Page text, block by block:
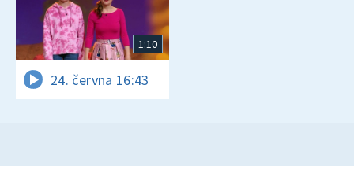
1:10
24. června 16:43